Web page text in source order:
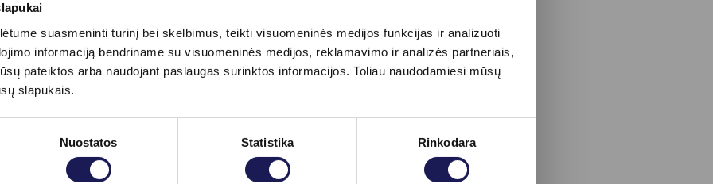
suasmeninti turinį bei skelbimus, teikti visuomeninės medijos funkcijas ir analizuoti
informaciją bendriname su visuomeninės medijos, reklamavimo ir analizės partneriais,
pateiktos arba naudojant paslaugas surinktos informacijos. Toliau naudodamiesi mūsų
slapukais.
Nuostatos Statistika Rinkodara
injekcijų metu.
hialurono rūgšties procedūromis, odos
siekiant visapusiško atjauninimo rezultato.